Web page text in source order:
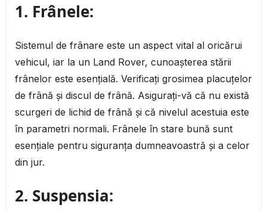
1. Frânele:
Sistemul de frânare este un aspect vital al oricărui
vehicul, iar la un Land Rover, cunoașterea stării
frânelor este esențială. Verificați grosimea placuțelor
de frână și discul de frână. Asigurați-vă că nu există
scurgeri de lichid de frână și că nivelul acestuia este
în parametri normali. Frânele în stare bună sunt
esențiale pentru siguranța dumneavoastră și a celor
din jur.
2. Suspensia: